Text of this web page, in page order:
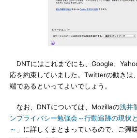
DNTにはこれまでにも、Google、
応を約束していました。Twitterの動きは
端であるといってよいでしょう。
なお、DNTについては、Mozillaの浅井
ンプライバシー勉強会～行動追跡の現状
～」 に詳しくまとまっているので、ご興